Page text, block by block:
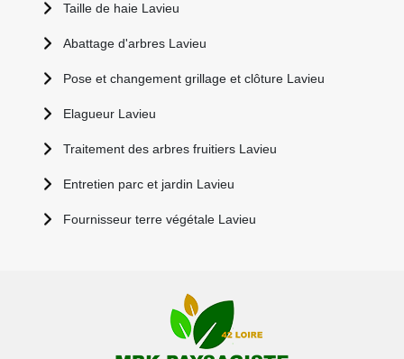
Taille de haie Lavieu
Abattage d'arbres Lavieu
Pose et changement grillage et clôture Lavieu
Elagueur Lavieu
Traitement des arbres fruitiers Lavieu
Entretien parc et jardin Lavieu
Fournisseur terre végétale Lavieu